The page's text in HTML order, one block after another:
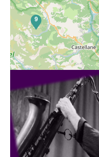
Concert « Il suffit de
musiciens italiens et
jouer ensemble.
9